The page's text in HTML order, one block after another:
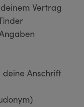
Vertrag
Anschrift